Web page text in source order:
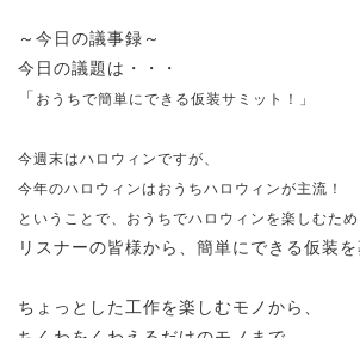
～今日の議事録～
今日の議題は・・・
「 おうちで簡単にできる仮装サミット！ 」
今週末はハロウィンですが、
今年のハロウィンはおうちハロウィンが主流！
ということで、おうちでハロウィンを楽しむため
リスナーの皆様から、簡単にできる仮装を
ちょっとした工作を楽しむモノから、